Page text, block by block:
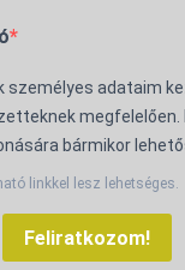
személyes adataim
bármikor
linkkel lesz lehetséges.
Feliratkozom!